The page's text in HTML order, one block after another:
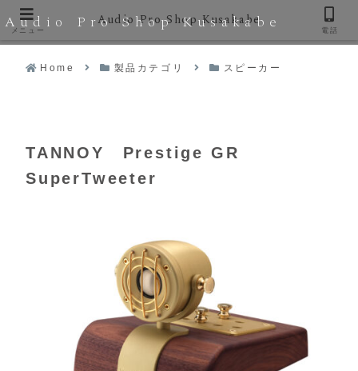
Audio Pro Shop Kusakabe
Home 製品カテゴリ スピーカー
TANNOY Prestige GR
SuperTweeter
メニュー
Audio Pro Shop Kusakabe
電話